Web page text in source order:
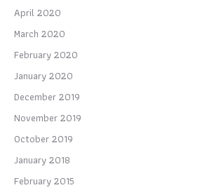
April 2020
March 2020
February 2020
January 2020
December 2019
November 2019
October 2019
January 2018
February 2015